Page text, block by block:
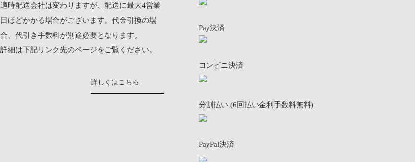
適時配送会社は変わりますが、配送に最大4営業
日ほどかかる場合がございます。代金引換の場
合、代引き手数料が別途必要となります。
詳細は下記リンク先のページをご覧ください。
詳しくはこちら
Pay決済
コンビニ決済
分割払い (6回払い金利手数料無料)
PayPal決済